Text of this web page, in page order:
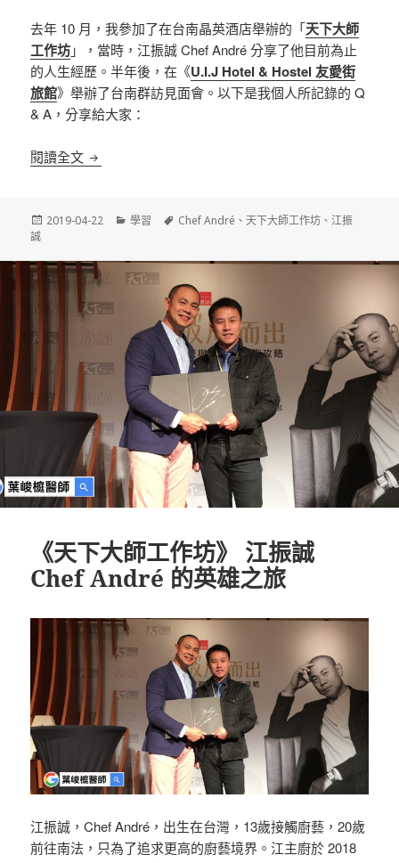
去年 10 月，我參加了在台南晶英酒店舉辦的「天下大師
工作坊」，當時，江振誠 Chef André 分享了他目前為止
的人生經歷。半年後，在《U.I.J Hotel & Hostel 友愛街
旅館》舉辦了台南群訪見面會。以下是我個人所記錄的 Q
& A，分享給大家：
閱讀全文 《天下大師工作坊》Talking with André 江振誠主
發
期:
2019-04-22
分
學習
標
Chef André 、天下大師工作坊 、江振
誠
《天下大師工作坊》 江振誠
Chef André 的英雄之旅
江振誠，Chef André，出生在台灣，13歲接觸廚藝，20歲
前往南法，只為了追求更高的廚藝境界。江主廚於 2018